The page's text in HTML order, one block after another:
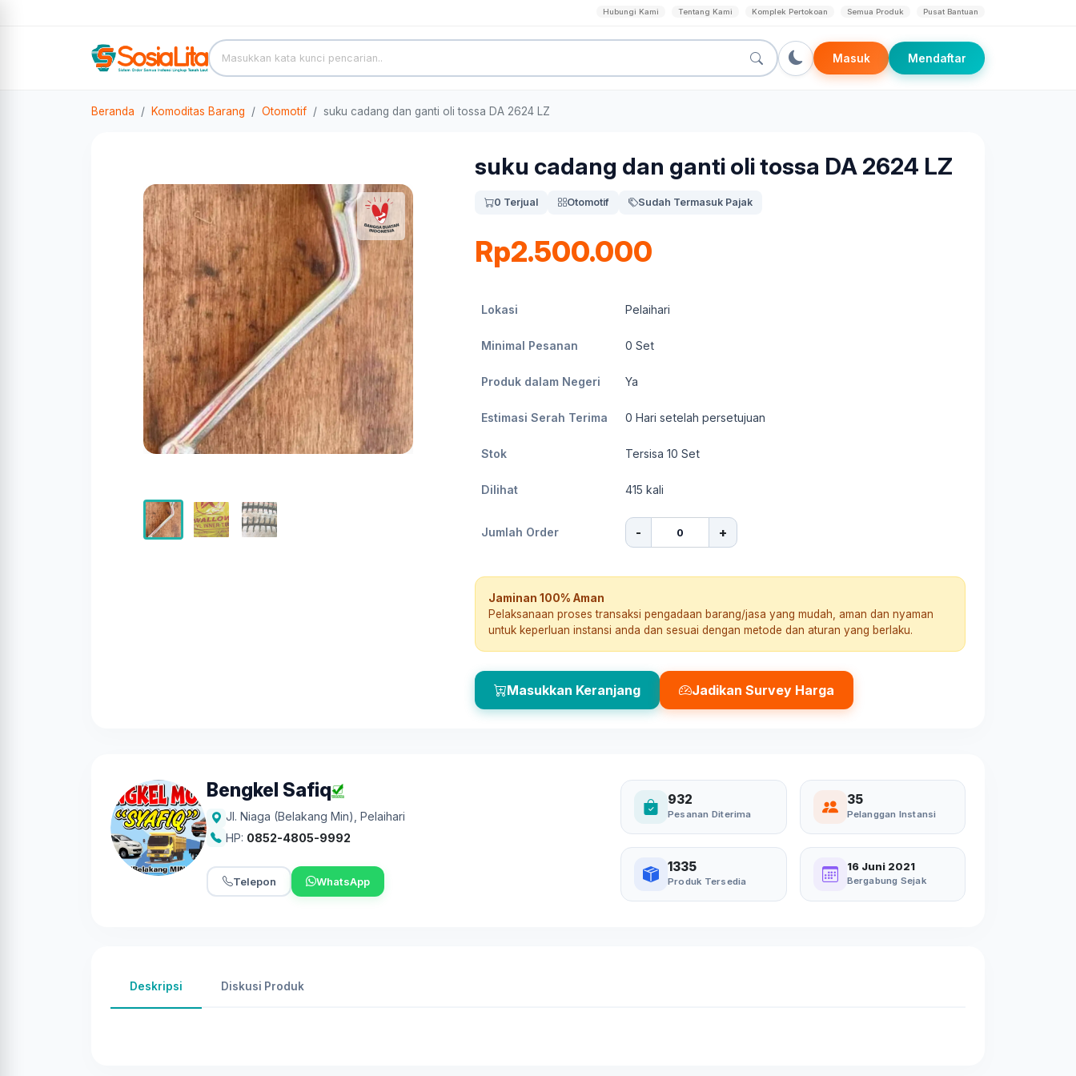
Hubungi Kami Tentang Kami Komplek Pertokoan Semua Produk Pusat Bantuan
Masuk Mendaftar
Beranda Komoditas Barang Otomotif suku cadang dan ganti oli tossa DA 2624 LZ
suku cadang dan ganti oli tossa DA 2624 LZ
0 Terjual Otomotif Sudah Termasuk Pajak
Rp2.500.000
Lokasi Pelaihari
Minimal Pesanan 0 Set
Produk dalam Negeri Ya
Estimasi Serah Terima 0 Hari setelah persetujuan
Stok Tersisa 10 Set
Dilihat 415 kali
Jumlah Order - +
Jaminan 100% Aman
Pelaksanaan proses transaksi pengadaan barang/jasa yang mudah, aman dan nyaman
untuk keperluan instansi anda dan sesuai dengan metode dan aturan yang berlaku.
Masukkan Keranjang Jadikan Survey Harga
Bengkel Safiq
Jl. Niaga (Belakang Min) Pelaihari
HP: 0852-4805-9992
Telepon WhatsApp
932
Pesanan Diterima
35
Pelanggan Instansi
1335
Produk Tersedia
16 Juni 2021
Bergabung Sejak
Deskripsi Diskusi Produk